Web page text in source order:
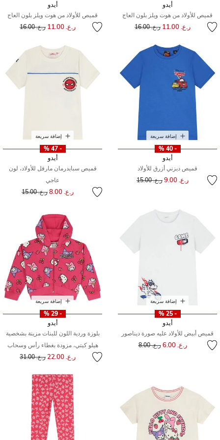
أيدو
قميص للأولاد من هوت ويلز بلون العاج
ر.ع. 11.00 سعر مخفض منر.ع. 16.00
أيدو
قميص للأولاد من هوت ويلز بلون العاج
ر.ع. 11.00 سعر مخفض من
ر.ع. 16.00 إلى
إضافة سريعة
- 40 %
أيدو
قميص ديزني أزرق للأولاد
ر.ع. 9.00 سعر مخفض منر.ع. 15.00
إضافة سريعة
- 47 %
أيدو
قميص سبايدرمان مارفل للأولاد، لون
عاجي
ر.ع. 8.00 سعر مخفض من
ر.ع. 15.00 إلى
إضافة سريعة
- 25 %
أيدو
قميص أبيض للأولاد عليه صورة ديناصور
ر.ع. 6.00 سعر مخفض منر.ع. 8.00
إضافة سريعة
- 29 %
أيدو
بلوزة وردية اللون للبنات مزينة بشخصية
هيلو كيتي، مزودة بغطاء رأس وسحاب
ر.ع. 22.00 سعر مخفض من
ر.ع. 31.00 إلى